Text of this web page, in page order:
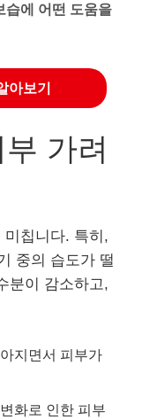
습에 어떤 도움을
아보기
가려
미칩니다. 특히,
중의 습도가 떨
분이 감소하고,
지면서 피부가
화로 인한 피부